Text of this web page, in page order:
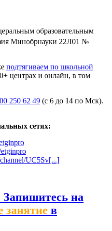
образовательным
Минобрнауки 22Л01 №
подтягиваем по школьной
центрах и онлайн, в том
250 62 49 (с 6 до 14 по Мск).
сетях:
UC5Sv[...]
на
занятие в